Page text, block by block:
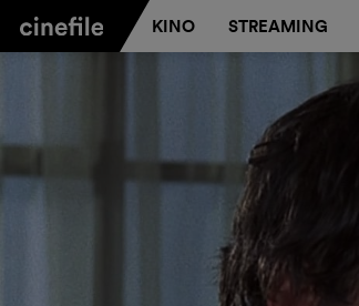
KINO STREAMING